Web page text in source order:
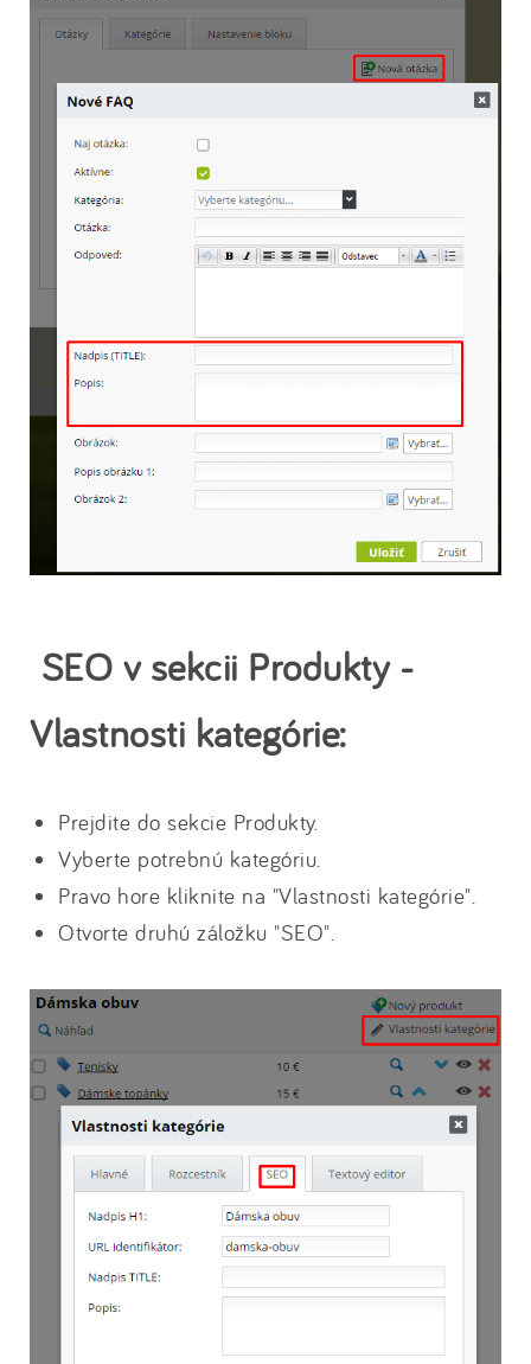
SEO v sekcii Produkty -
Vlastnosti kategórie:
Prejdite do sekcie Produkty.
Vyberte potrebnú kategóriu.
Pravo hore kliknite na "Vlastnosti kategórie".
Otvorte druhú záložku "SEO".